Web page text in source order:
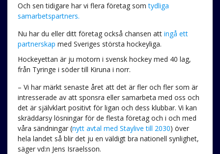
Och sen tidigare har vi flera företag somtydliga
samarbetspartners.
Nu har du eller ditt företag också chansen att ingå ett
partnerskap med Sveriges största hockeyliga.
Hockeyettan är ju motorn i svensk hockey med 40 lag,
från Tyringe i söder till Kiruna i norr.
– Vi har märkt senaste året att det är fler och fler som är
intresserade av att sponsra eller samarbeta med oss och
det är självklart positivt för ligan och dess klubbar. Vi kan
skräddarsy lösningar för de flesta företag och i och med
våra sändningar (nytt avtal med Staylive till 2030) över
hela landet så blir det ju en väldigt bra nationell synlighet,
säger vd:n Jens Israelsson.